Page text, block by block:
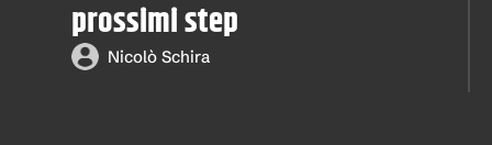
prossimi step
Nicolò Schira